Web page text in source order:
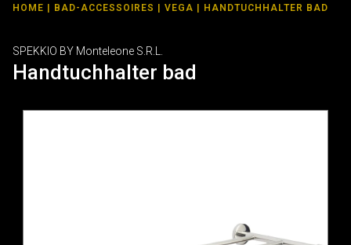
HOME | BAD-ACCESSOIRES | VEGA | HANDTUCHHALTER BAD
SPEKKIO BY Monteleone S.R.L.
Handtuchhalter bad